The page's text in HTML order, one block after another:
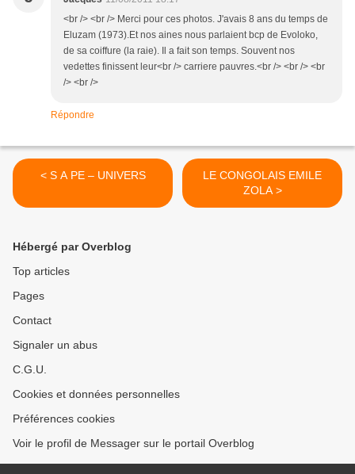
<br /> <br /> Merci pour ces photos. J'avais 8 ans du temps de
Eluzam (1973).Et nos aines nous parlaient bcp de Evoloko,
de sa coiffure (la raie). Il a fait son temps. Souvent nos
vedettes finissent leur<br /> carriere pauvres.<br /> <br /> <br
/> <br />
Répondre
< S A PE – UNIVERS
LE CONGOLAIS EMILE
ZOLA >
Hébergé par Overblog
Top articles
Pages
Contact
Signaler un abus
C.G.U.
Cookies et données personnelles
Préférences cookies
Voir le profil de Messager sur le portail Overblog